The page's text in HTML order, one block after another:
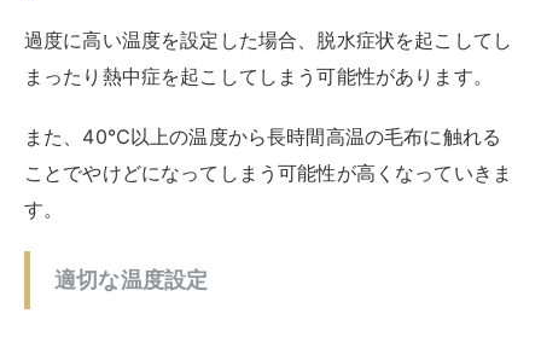
過度に高い温度を設定した場合、脱水症状を起こしてし
まったり熱中症を起こしてしまう可能性があります。
また、40℃以上の温度から長時間高温の毛布に触れる
ことでやけどになってしまう可能性が高くなっていきま
す。
適切な温度設定